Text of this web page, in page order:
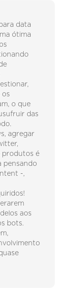
data
ótima
os
o que
das
agregar
produtos é
pensando
-,
aos
bots.